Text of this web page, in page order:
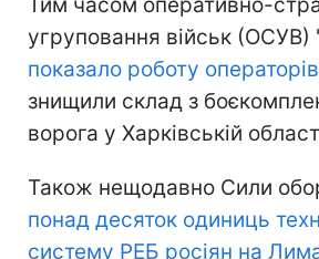
Тим часом оперативно-
угруповання військ (ОСУВ)
показало роботу
знищили склад з
ворога у Харківській
Також нещодавно Сили
понад десяток одиниць
систему РЕБ росіян на